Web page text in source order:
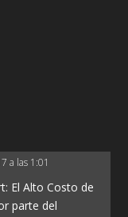
a las 1:01
El Alto Costo de
parte del